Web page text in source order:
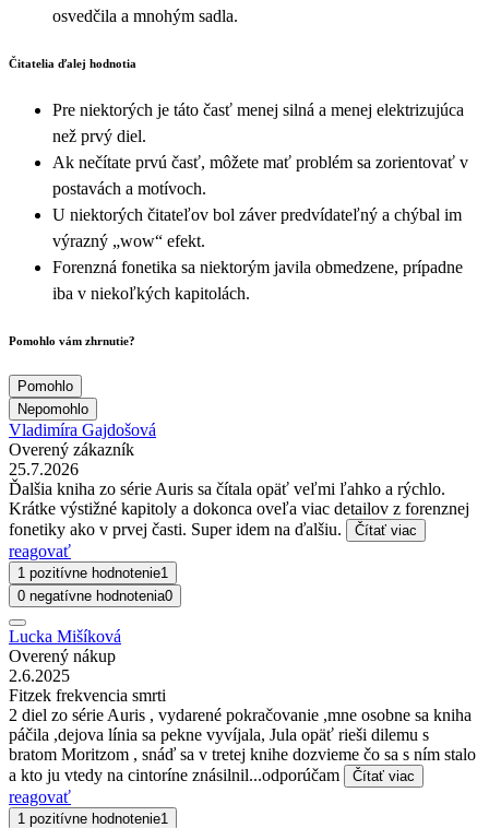
osvedčila a mnohým sadla.
Čitatelia ďalej hodnotia
Pre niektorých je táto časť menej silná a menej elektrizujúca
než prvý diel.
Ak nečítate prvú časť, môžete mať problém sa zorientovať v
postavách a motívoch.
U niektorých čitateľov bol záver predvídateľný a chýbal im
výrazný „wow“ efekt.
Forenzná fonetika sa niektorým javila obmedzene, prípadne
iba v niekoľkých kapitolách.
Pomohlo vám zhrnutie?
Pomohlo
Nepomohlo
Vladimíra Gajdošová
Overený zákazník
25.7.2026
Ďalšia kniha zo série Auris sa čítala opäť veľmi ľahko a rýchlo.
Krátke výstižné kapitoly a dokonca oveľa viac detailov z forenznej
fonetiky ako v prvej časti. Super idem na ďalšiu.
Čítať viac
reagovať
1 pozitívne hodnotenie1
0 negatívne hodnotenia0
Lucka Mišíková
Overený nákup
2.6.2025
Fitzek frekvencia smrti
2 diel zo série Auris , vydarené pokračovanie ,mne osobne sa kniha
páčila ,dejova línia sa pekne vyvíjala, Jula opäť rieši dilemu s
bratom Moritzom , snáď sa v tretej knihe dozvieme čo sa s ním stalo
a kto ju vtedy na cintoríne znásilnil...odporúčam
Čítať viac
reagovať
1 pozitívne hodnotenie1